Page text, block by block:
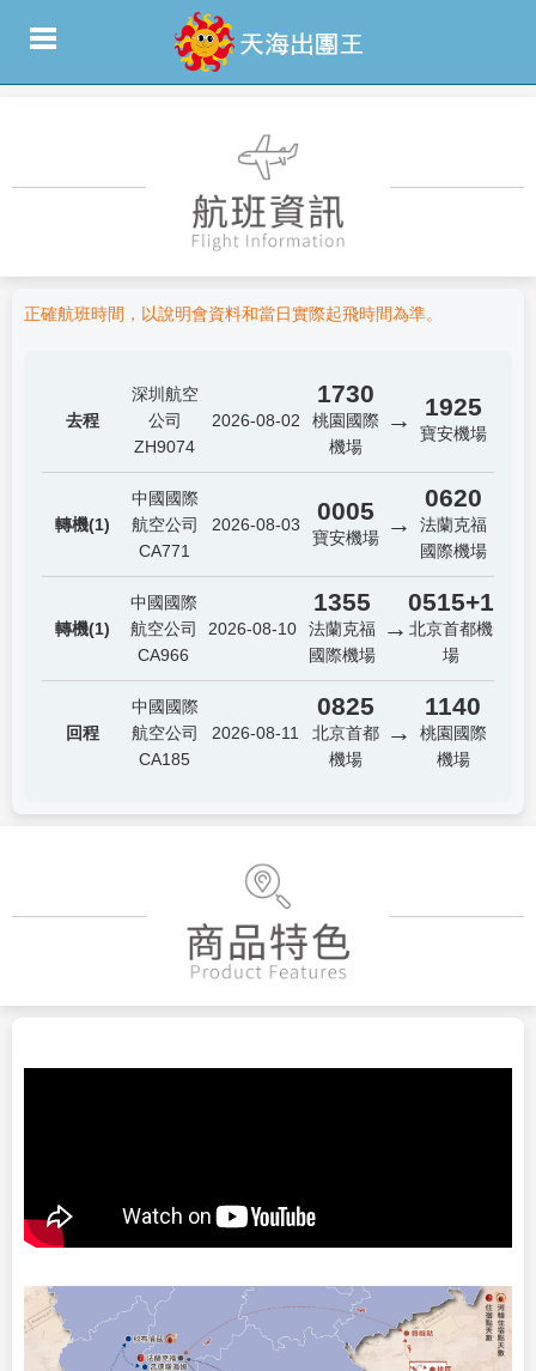
正確航班時間，以說明會資料和當日實際起飛時間為準。
去程
深圳航空
公司
ZH9074
2026-08-02
1730
桃園國際
機場
→ 1925
寶安機場
轉機(1)
中國國際
航空公司
CA771
2026-08-03 0005
寶安機場 →
0620
法蘭克福
國際機場
轉機(1)
中國國際
航空公司
CA966
2026-08-10
1355
法蘭克福
國際機場
→
0515+1
北京首都機
場
回程
中國國際
航空公司
CA185
2026-08-11
0825
北京首都
機場
→
1140
桃園國際
機場